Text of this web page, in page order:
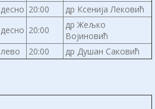
десно 20:00
др Ксенија Лековић
десно 20:00
др Жељко
Војиновић
лево 20:00 др Душан Саковић